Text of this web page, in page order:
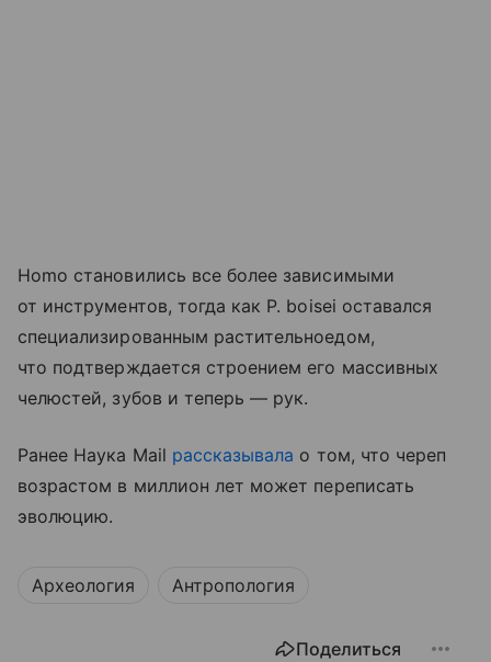
Homo становились все более зависимыми
от инструментов, тогда как P. boisei оставался
специализированным растительноедом,
что подтверждается строением его массивных
челюстей, зубов и теперь — рук.
Ранее Наука Mail рассказывала о том, что череп
возрастом в миллион лет может переписать
эволюцию.
Археология Антропология
Поделиться